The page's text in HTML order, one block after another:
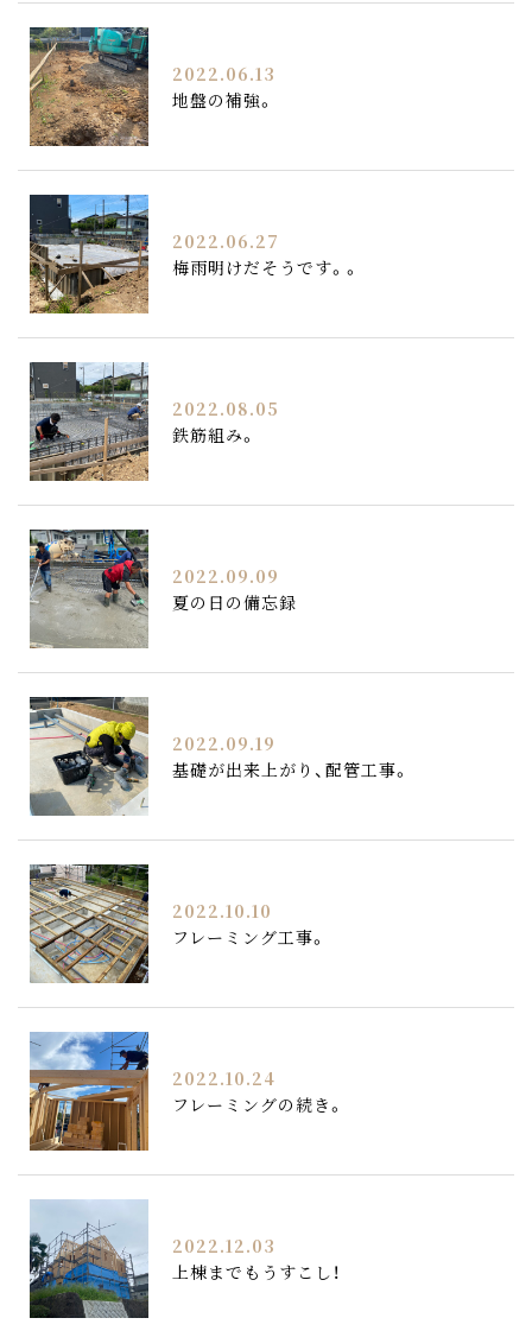
2022.06.13
地盤の補強。
2022.06.27
梅雨明けだそうです。。
2022.08.05
鉄筋組み。
2022.09.09
夏の日の備忘録
2022.09.19
基礎が出来上がり、配管工事。
2022.10.10
フレーミング工事。
2022.10.24
フレーミングの続き。
2022.12.03
上棟までもうすこし！